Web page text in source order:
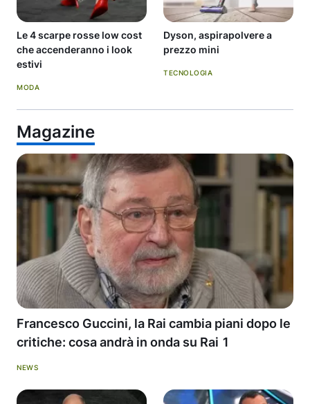
Le 4 scarpe rosse low cost
che accenderanno i look
estivi
MODA
Dyson, aspirapolvere a
prezzo mini
TECNOLOGIA
Magazine
Francesco Guccini, la Rai cambia piani dopo le
critiche: cosa andrà in onda su Rai 1
NEWS